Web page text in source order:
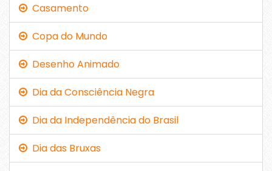
Casamento
Copa do Mundo
Desenho Animado
Dia da Consciência Negra
Dia da Independência do Brasil
Dia das Bruxas